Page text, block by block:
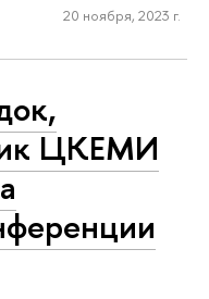
20 ноября, 2023 г.
ЦКЕМИ